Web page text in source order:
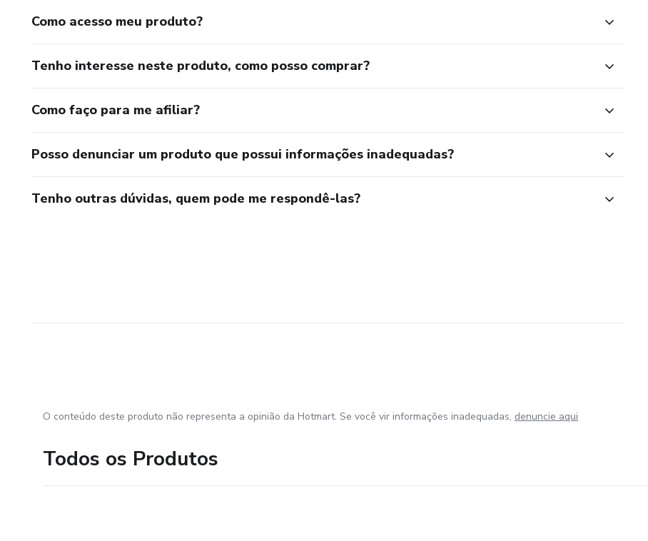
Como acesso meu produto?
Tenho interesse neste produto, como posso comprar?
Como faço para me afiliar?
Posso denunciar um produto que possui informações inadequadas?
Tenho outras dúvidas, quem pode me respondê-las?
O conteúdo deste produto não representa a opinião da Hotmart. Se você vir informações inadequadas, denuncie aqui
Todos os Produtos